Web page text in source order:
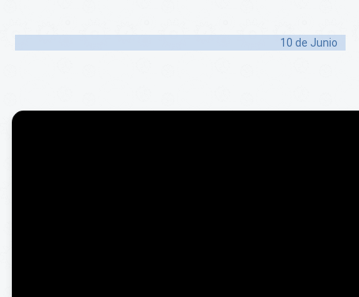
10 de Junio